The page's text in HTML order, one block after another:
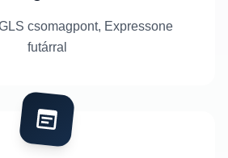
csomagpont, Expressone
futárral